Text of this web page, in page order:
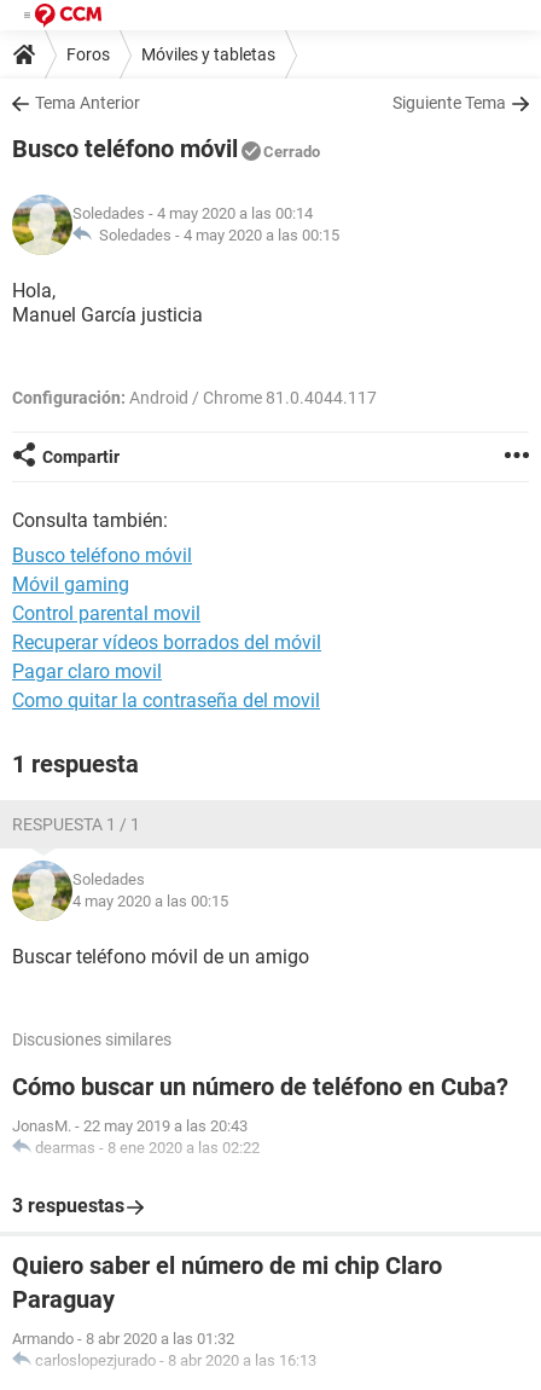
Foros Móviles y tabletas
Tema Anterior Siguiente Tema
Busco teléfono móvil Cerrado
Soledades - 4 may 2020 a las 00:14
Soledades - 4 may 2020 a las 00:15
Hola,
Manuel García justicia
Configuración: Android / Chrome 81.0.4044.117
Compartir
Consulta también:
Busco teléfono móvil
Móvil gaming
Control parental movil
Recuperar vídeos borrados del móvil
Pagar claro movil
Como quitar la contraseña del movil
1 respuesta
RESPUESTA 1 / 1
Soledades
4 may 2020 a las 00:15
Buscar teléfono móvil de un amigo
Discusiones similares
Cómo buscar un número de teléfono en Cuba?
JonasM. - 22 may 2019 a las 20:43
dearmas - 8 ene 2020 a las 02:22
3 respuestas
Quiero saber el número de mi chip Claro
Paraguay
Armando - 8 abr 2020 a las 01:32
carloslopezjurado - 8 abr 2020 a las 16:13